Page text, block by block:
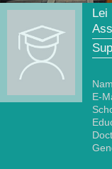
Lei
E-